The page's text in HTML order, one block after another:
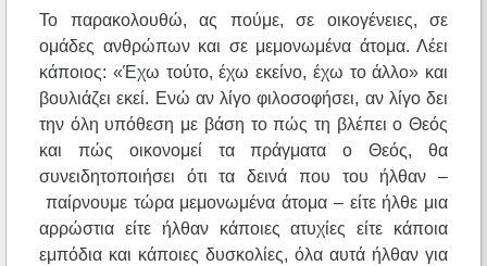
Το παρακολουθώ, ας πούμε, σε οικογένειες, σε
ομάδες ανθρώπων και σε μεμονωμένα άτομα. Λέει
κάποιος: «Έχω τούτο, έχω εκείνο, έχω το άλλο» και
βουλιάζει εκεί. Ενώ αν λίγο φιλοσοφήσει, αν λίγο δει
την όλη υπόθεση με βάση το πώς τη βλέπει ο Θεός
και πώς οικονομεί τα πράγματα ο Θεός, θα
συνειδητοποιήσει ότι τα δεινά που του ήλθαν –
παίρνουμε τώρα μεμονωμένα άτομα – είτε ήλθε μια
αρρώστια είτε ήλθαν κάποιες ατυχίες είτε κάποια
εμπόδια και κάποιες δυσκολίες, όλα αυτά ήλθαν για